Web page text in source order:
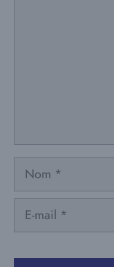
Nom
mail